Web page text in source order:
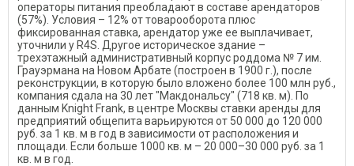
операторы питания преобладают в составе арендаторов
(57%). Условия – 12% от товарооборота плюс
фиксированная ставка, арендатор уже ее выплачивает,
уточнили у R4S. Другое историческое здание –
трехэтажный административный корпус роддома № 7 им.
Грауэрмана на Новом Арбате (построен в 1900 г.), после
реконструкции, в которую было вложено более 100 млн руб.,
компания сдала на 30 лет "Макдональсу" (718 кв. м). По
данным Knight Frank, в центре Москвы ставки аренды для
предприятий общепита варьируются от 50 000 до 120 000
руб. за 1 кв. м в год в зависимости от расположения и
площади. Если больше 1000 кв. м – 20 000–30 000 руб. за 1
кв. м в год.